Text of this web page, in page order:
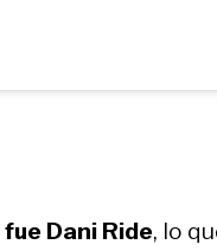
Dani Ride, lo